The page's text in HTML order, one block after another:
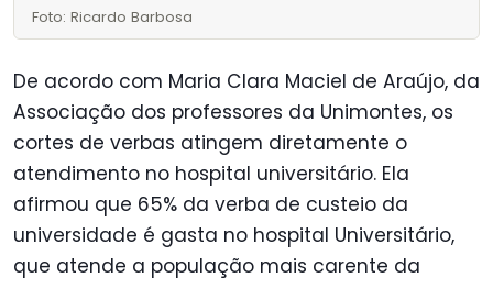
Foto: Ricardo Barbosa
De acordo com Maria Clara Maciel de Araújo, da
Associação dos professores da Unimontes, os
cortes de verbas atingem diretamente o
atendimento no hospital universitário. Ela
afirmou que 65% da verba de custeio da
universidade é gasta no hospital Universitário,
que atende a população mais carente da